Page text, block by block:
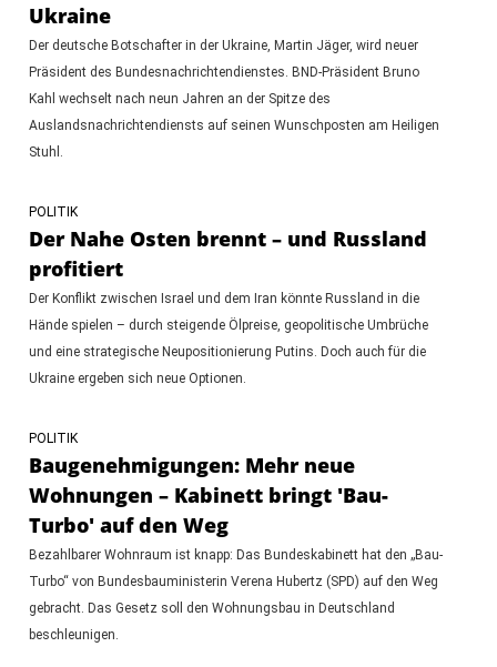
Ukraine
Der deutsche Botschafter in der Ukraine, Martin Jäger, wird neuer
Präsident des Bundesnachrichtendienstes. BND-Präsident Bruno
Kahl wechselt nach neun Jahren an der Spitze des
Auslandsnachrichtendiensts auf seinen Wunschposten am Heiligen
Stuhl.
POLITIK
Der Nahe Osten brennt – und Russland
profitiert
Der Konflikt zwischen Israel und dem Iran könnte Russland in die
Hände spielen – durch steigende Ölpreise, geopolitische Umbrüche
und eine strategische Neupositionierung Putins. Doch auch für die
Ukraine ergeben sich neue Optionen.
POLITIK
Baugenehmigungen: Mehr neue
Wohnungen – Kabinett bringt 'Bau-
Turbo' auf den Weg
Bezahlbarer Wohnraum ist knapp: Das Bundeskabinett hat den „Bau-
Turbo“ von Bundesbauministerin Verena Hubertz (SPD) auf den Weg
gebracht. Das Gesetz soll den Wohnungsbau in Deutschland
beschleunigen.